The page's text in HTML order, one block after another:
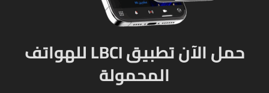
حمل الآن تطبيق LBCI للهواتف
المحمولة